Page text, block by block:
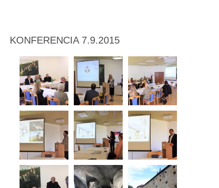
KONFERENCIA 7.9.2015